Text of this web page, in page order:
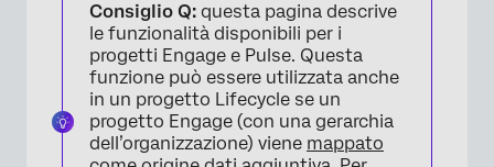
d’azione
Metriche chiave
Anteprima dei piani d’azione
Filtri
Consiglio Q: questa pagina descrive
le funzionalità disponibili per i
progetti Engage e Pulse. Questa
funzione può essere utilizzata anche
in un progetto Lifecycle se un
progetto Engage (con una gerarchia
dell’organizzazione) viene mappato